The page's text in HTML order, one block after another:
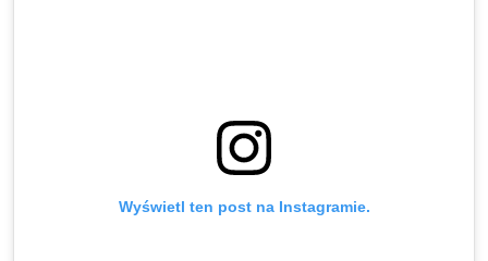
Wyświetl ten post na Instagramie.